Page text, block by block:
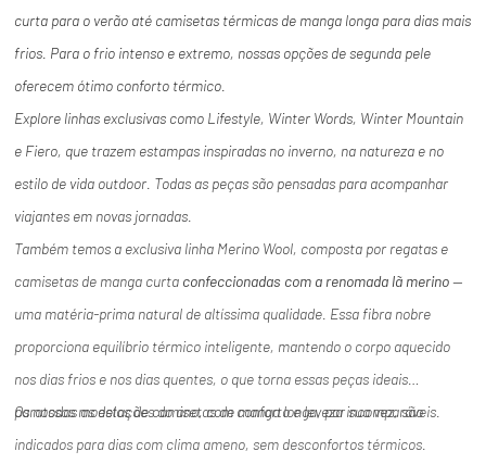
curta para o verão até camisetas térmicas de manga longa para dias mais
frios. Para o frio intenso e extremo, nossas opções de segunda pele
oferecem ótimo conforto térmico.
Explore linhas exclusivas como Lifestyle, Winter Words, Winter Mountain
e Fiero, que trazem estampas inspiradas no inverno, na natureza e no
estilo de vida outdoor. Todas as peças são pensadas para acompanhar
viajantes em novas jornadas.
Também temos a exclusiva linha Merino Wool, composta por regatas e
camisetas de manga curta confeccionadas com a renomada lã merino—
uma matéria-prima natural de altíssima qualidade. Essa fibra nobre
proporciona equilíbrio térmico inteligente, mantendo o corpo aquecido
nos dias frios e nos dias quentes, o que torna essas peças ideais
paratodas as estações do ano, com conforto e leveza incomparáveis.
Os nossos modelos de camisetas de manga longa, por sua vez, são
indicados para dias com clima ameno, sem desconfortos térmicos.